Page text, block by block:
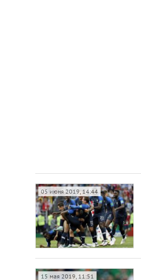
05 июня 2019, 14:44
15 мая 2019, 11:51